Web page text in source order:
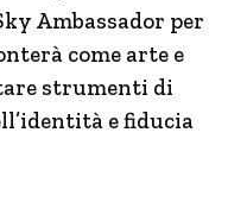
Ambassador per
come arte e
strumenti di
e fiducia